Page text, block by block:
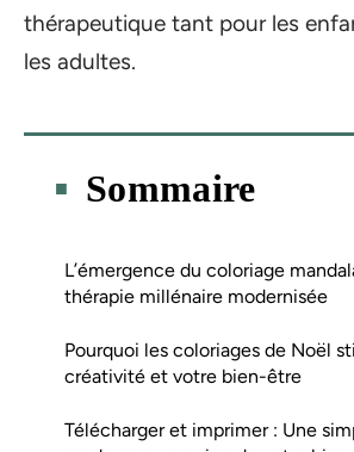
thérapeutique tant pour les
les adultes.
Sommaire
L’émergence du coloriage
thérapie millénaire modernisée
Pourquoi les coloriages de Noël
créativité et votre bien-être
Télécharger et imprimer : Une